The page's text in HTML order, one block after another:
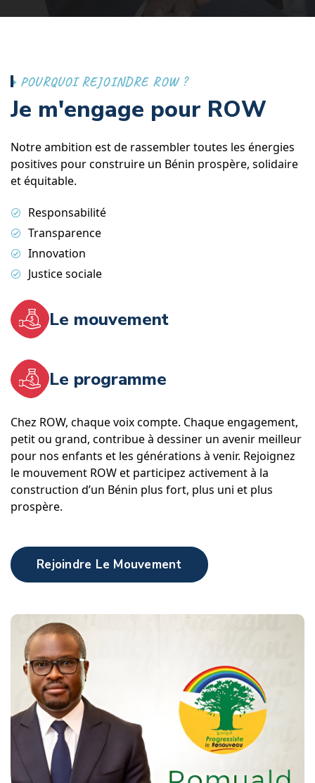
POURQUOI REJOINDRE ROW ?
Je m'engage pour ROW
Notre ambition est de rassembler toutes les énergies
positives pour construire un Bénin prospère, solidaire
et équitable.
Responsabilité
Transparence
Innovation
Justice sociale
Le mouvement
Le programme
Chez ROW, chaque voix compte. Chaque engagement,
petit ou grand, contribue à dessiner un avenir meilleur
pour nos enfants et les générations à venir. Rejoignez
le mouvement ROW et participez activement à la
construction d’un Bénin plus fort, plus uni et plus
prospère.
Rejoindre Le Mouvement